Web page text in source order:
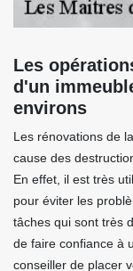
Les
d'un
environs
Les rénovations de
cause des
En effet, il est très
pour éviter les
tâches qui sont très
de faire confiance à
conseiller de placer